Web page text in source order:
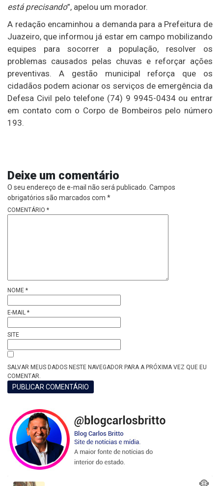
está precisando”, apelou um morador.
A redação encaminhou a demanda para a Prefeitura de
Juazeiro, que informou já estar em campo mobilizando
equipes para socorrer a população, resolver os
problemas causados pelas chuvas e reforçar ações
preventivas. A gestão municipal reforça que os
cidadãos podem acionar os serviços de emergência da
Defesa Civil pelo telefone (74) 9 9945-0434 ou entrar
em contato com o Corpo de Bombeiros pelo número
193.
Deixe um comentário
O seu endereço de e-mail não será publicado. Campos
obrigatórios são marcados com *
COMENTÁRIO *
NOME *
E-MAIL *
SITE
SALVAR MEUS DADOS NESTE NAVEGADOR PARA A PRÓXIMA VEZ QUE EU
COMENTAR.